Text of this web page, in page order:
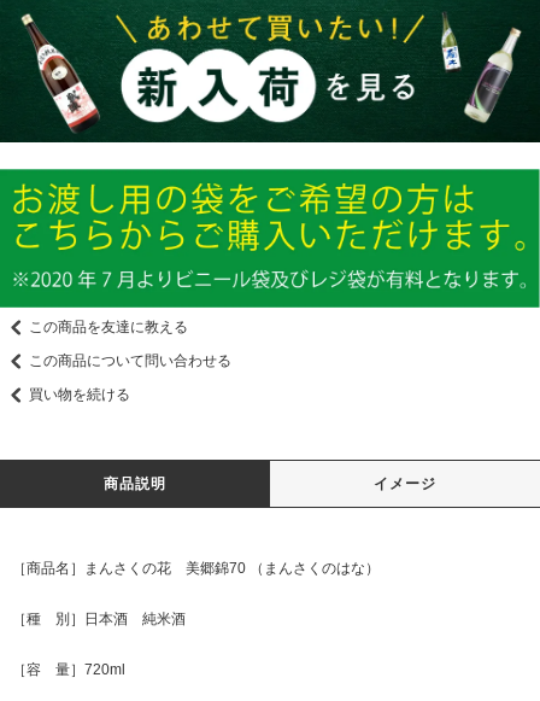
この商品を友達に教える
この商品について問い合わせる
買い物を続ける
商品説明 イメージ
［商品名］まんさくの花 美郷錦70 （まんさくのはな）
［種 別］日本酒 純米酒
［容 量］720ml